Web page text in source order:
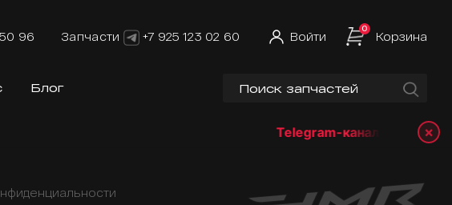
96 Запчасти +7 925 123 02 60 Войти
0
Корзина
Блог
Telegram-канал: ×